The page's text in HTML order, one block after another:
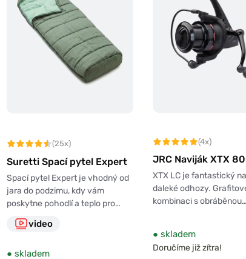
(25x)
Suretti Spací pytel Expert
Spací pytel Expert je vhodný od
jara do podzimu, kdy vám
poskytne pohodlí a teplo pro…
video
● skladem
(4x)
JRC Naviják XTX
XTX LC je fantastický
daleké odhozy.
kombinaci s obráběnou…
● skladem
Doručíme již zítra!